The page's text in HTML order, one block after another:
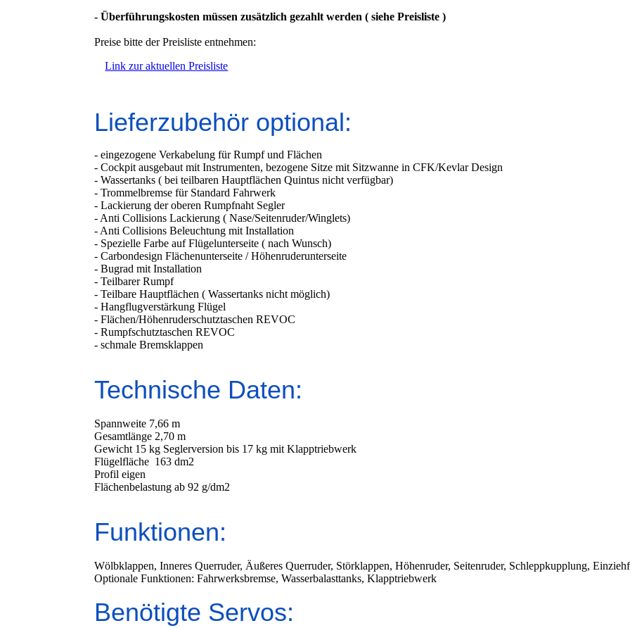
- Überführungskosten müssen zusätzlich gezahlt werden ( siehe Preisliste )
Preise bitte der Preisliste entnehmen:
Link zur aktuellen Preisliste
Lieferzubehör optional:
- eingezogene Verkabelung für Rumpf und Flächen
- Cockpit ausgebaut mit Instrumenten, bezogene Sitze mit Sitzwanne in CFK/Kevlar Design
- Wassertanks ( bei teilbaren Hauptflächen Quintus nicht verfügbar)
- Trommelbremse für Standard Fahrwerk
- Lackierung der oberen Rumpfnaht Segler
- Anti Collisions Lackierung ( Nase/Seitenruder/Winglets)
- Anti Collisions Beleuchtung mit Installation
- Spezielle Farbe auf Flügelunterseite ( nach Wunsch)
- Carbondesign Flächenunterseite / Höhenruderunterseite
- Bugrad mit Installation
- Teilbarer Rumpf
- Teilbare Hauptflächen ( Wassertanks nicht möglich)
- Hangflugverstärkung Flügel
- Flächen/Höhenruderschutztaschen REVOC
- Rumpfschutztaschen REVOC
- schmale Bremsklappen
Technische Daten:
Spannweite 7,66 m
Gesamtlänge 2,70 m
Gewicht 15 kg Seglerversion bis 17 kg mit Klapptriebwerk
Flügelfläche 163 dm2
Profil eigen
Flächenbelastung ab 92 g/dm2
Funktionen:
Wölbklappen, Inneres Querruder, Äußeres Querruder, Störklappen, Höhenruder, Seitenruder, Schleppkupplung,
Optionale Funktionen: Fahrwerksbremse, Wasserbalasttanks, Klapptriebwerk
Benötigte Servos: